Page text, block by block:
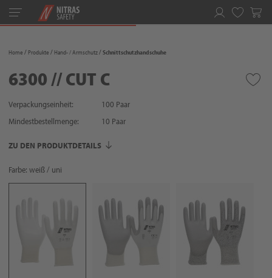
Toggle
navigation
Home Produkte Hand- / Armschutz Schnittschutzhandschuhe
6300 // CUT C
Verpackungseinheit:
100 Paar
Mindestbestellmenge:
10 Paar
ZU DEN PRODUKTDETAILS
Farbe: weiß / uni